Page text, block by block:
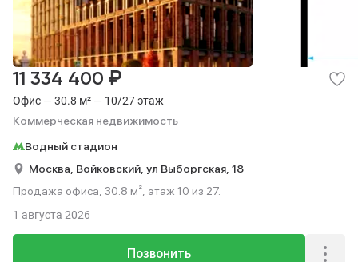
Офис — 30.8 м² — 10/27 этаж
Коммерческая недвижимость
11 334 400 ₽
Водный стадион
Москва, Войковский, ул Выборгская, 18
Продажа офиса, 30.8 м², этаж 10 из 27.
Позвонить
1 августа 2026